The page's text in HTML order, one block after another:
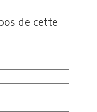
de cette